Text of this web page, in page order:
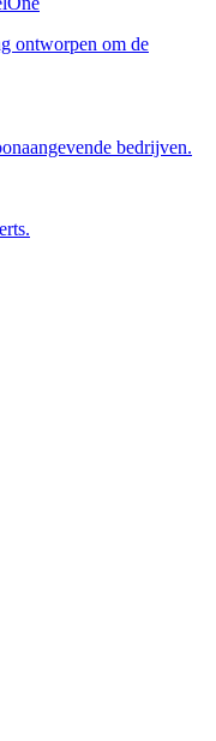
ontworpen om de
bedrijven.